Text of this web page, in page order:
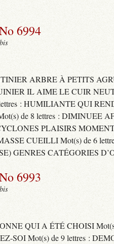
6994
ARBRE À PETITS
IL AIME LE CUIR
: HUMILIANTE QUI
de 8 lettres : DIMINUEE
PLAISIRS
CUEILLI Mot(s) de 6
GENRES CATÉGORIES
6993
QUI A ÉTÉ CHOISI
SOI Mot(s) de 9 lettres :